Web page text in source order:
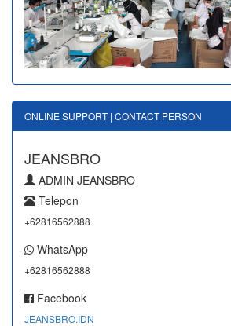
ONLINE SUPPORT | CONTACT PERSON
JEANSBRO
ADMIN JEANSBRO
Telepon
+62816562888
WhatsApp
+62816562888
Facebook
JEANSBRO.IDN